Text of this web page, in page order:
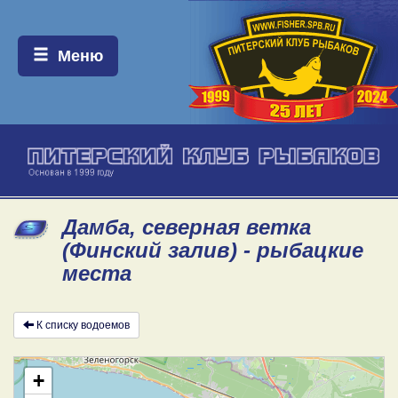
Меню:
Меню
Дамба, северная ветка
(Финский залив) - рыбацкие
места
К списку водоемов
+